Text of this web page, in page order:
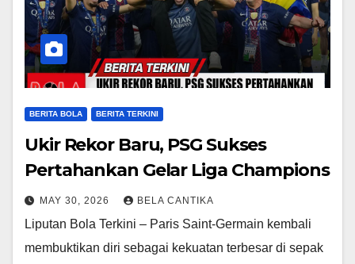
BERITA BOLA BERITA TERKINI
Ukir Rekor Baru, PSG Sukses
Pertahankan Gelar Liga Champions
MAY 30, 2026 BELA CANTIKA
Liputan Bola Terkini – Paris Saint-Germain kembali
membuktikan diri sebagai kekuatan terbesar di sepak